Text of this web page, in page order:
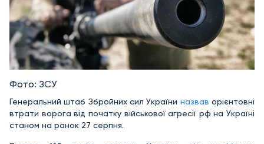
Фото: ЗСУ
Генеральний штаб Збройних сил України назвав орієнтовні
втрати ворога від початку військової агресії рф на Україні
станом на ранок 27 серпня.